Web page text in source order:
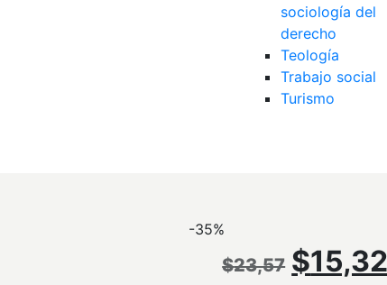
sociología del
derecho
Teología
Trabajo social
Turismo
-35%
$23,57 El
$15,32